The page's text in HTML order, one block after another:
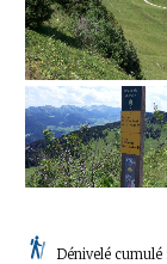
Dénivelé cumulé